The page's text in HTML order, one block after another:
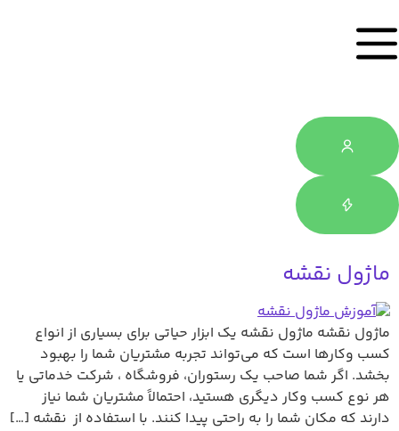
ماژول نقشه
ماژول نقشه ماژول نقشه یک ابزار حیاتی برای بسیاری از انواع
کسب ‌وکارها است که می‌تواند تجربه مشتریان شما را بهبود
بخشد. اگر شما صاحب یک رستوران، فروشگاه ، شرکت خدماتی یا
هر نوع کسب ‌وکار دیگری هستید، احتمالاً مشتریان شما نیاز
دارند که مکان شما را به راحتی پیدا کنند. با استفاده از نقشه […]